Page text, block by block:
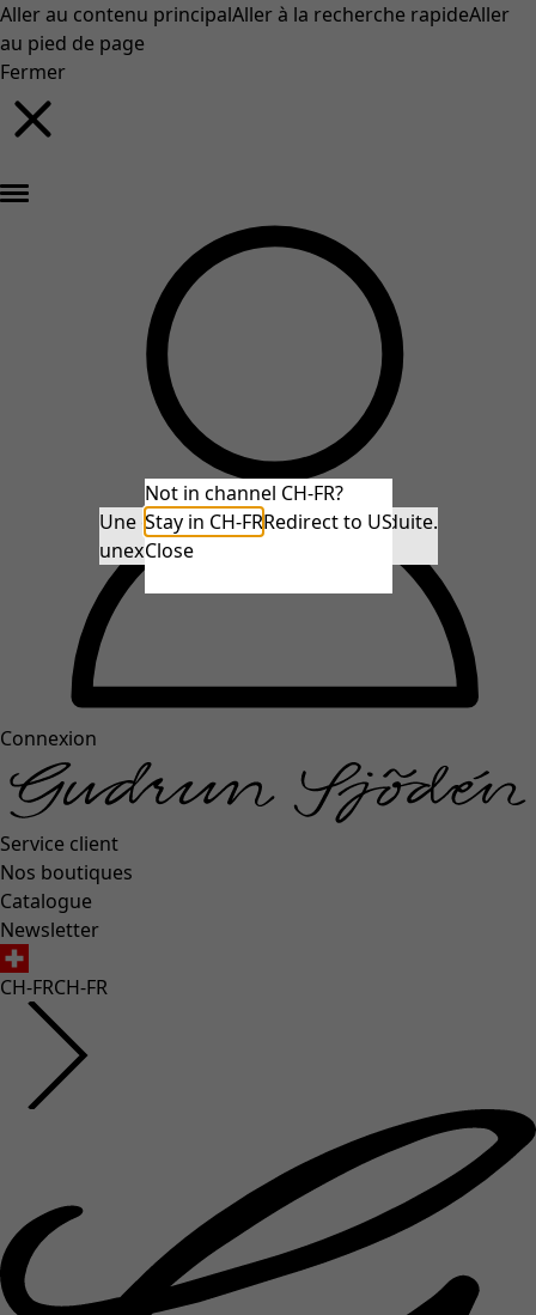
Aller au contenu principalAller à la recherche rapideAller
au pied de page
Fermer
Connexion
Service client
Nos boutiques
Catalogue
Newsletter
CH-FRCH-FR
Not in channel CH-FR?
Stay in CH-FRRedirect to US
Close
Une erreur inattendue s'est produite.
unexpectederror.buttontext